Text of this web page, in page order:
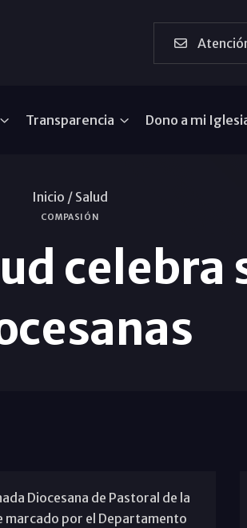
Transparencia Dono a mi
Inicio / Salud
COMPASIÓN
celebra
Diocesana de Pastoral de la
marcado por el Departamento